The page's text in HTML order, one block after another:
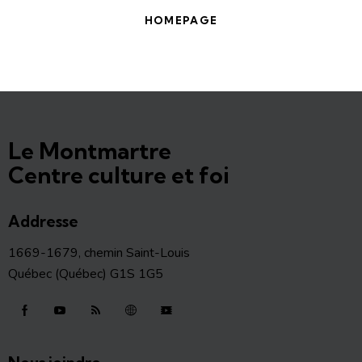
HOMEPAGE
Le Montmartre
Centre culture et foi
Addresse
1669-1679, chemin Saint-Louis
Québec (Québec) G1S 1G5